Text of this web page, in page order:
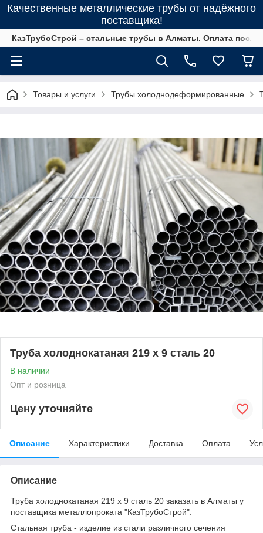
Качественные металлические трубы от надёжного
поставщика!
КазТрубоСтрой – стальные трубы в Алматы. Оплата
Товары и услуги Трубы холоднодеформированные
Труба холоднокатаная 219 х 9 сталь 20
В наличии
Опт и розница
Цену уточняйте
Описание Характеристики Доставка Оплата
Описание
Труба холоднокатаная 219 х 9 сталь 20 заказать в Алматы у
поставщика металлопроката "КазТрубоСтрой".
Стальная труба - изделие из стали различного сечения